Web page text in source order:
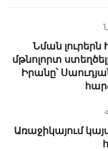
Նման
մթնոլորտ
Իրանը՝
Առաջիկայում